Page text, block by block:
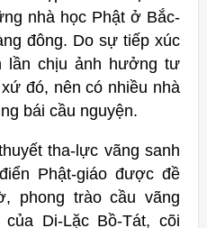
nhà học Phật ở Bắc-
đông. Do sự tiếp xúc
lần chịu ảnh hưởng tư
đó, nên có nhiều nhà
bái cầu nguyện.
tha-lực vãng sanh
Phật-giáo được đề
phong trào cầu vãng
Di-Lặc Bồ-Tát, cõi